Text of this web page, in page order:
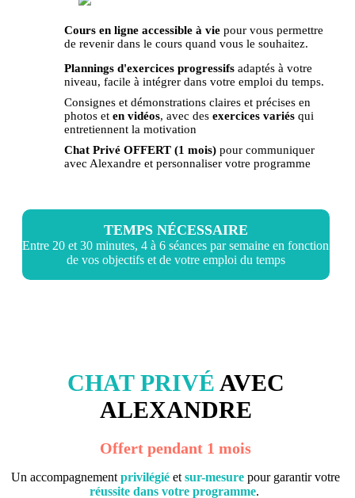
Cours en ligne accessible à viepour vous permettre
de revenir dans le cours quand vous le souhaitez.
Plannings d'exercices progressifsadaptés à votre
niveau, facile à intégrer dans votre emploi du temps.
Consignes et démonstrations claires et précises en
photos et en vidéos, avec des exercices variésqui
entretiennent la motivation
Chat Privé OFFERT (1 mois)pour communiquer
avec Alexandre et personnaliser votre programme
TEMPS NÉCESSAIRE
Entre 20 et 30 minutes, 4 à 6 séances par semaine en fonction
de vos objectifs et de votre emploi du temps
CHAT PRIVÉ AVEC
ALEXANDRE
Offert pendant 1 mois
Un accompagnementprivilégié etsur-mesure pour garantir votre
réussite dans votre programme.